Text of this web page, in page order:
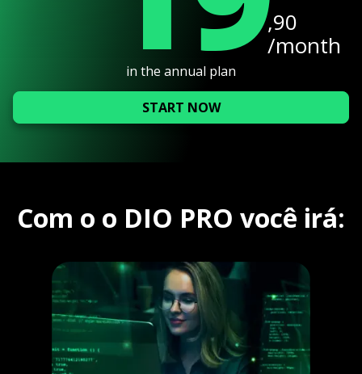
,90
/month
in the annual plan
START NOW
Com o o DIO PRO você irá: